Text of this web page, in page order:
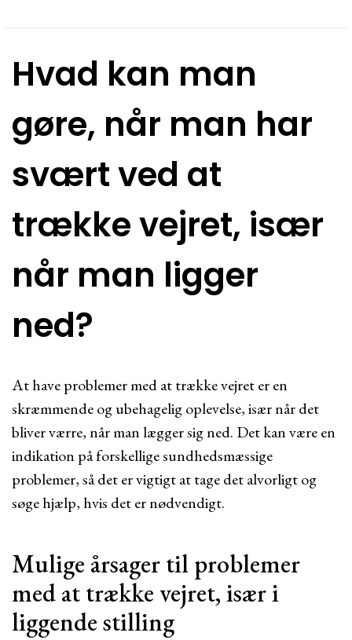
Hvad kan man
gøre, når man har
svært ved at
trække vejret, især
når man ligger
ned?
At have problemer med at trække vejret er en
skræmmende og ubehagelig oplevelse, især når det
bliver værre, når man lægger sig ned. Det kan være en
indikation på forskellige sundhedsmæssige
problemer, så det er vigtigt at tage det alvorligt og
søge hjælp, hvis det er nødvendigt.
Mulige årsager til problemer
med at trække vejret, især i
liggende stilling